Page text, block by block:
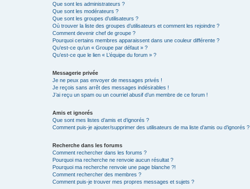
Que sont les administrateurs ?
Que sont les modérateurs ?
Que sont les groupes d’utilisateurs ?
Où trouver la liste des groupes d’utilisateurs et comment les rejoindre ?
Comment devenir chef de groupe ?
Pourquoi certains membres apparaissent dans une couleur différente ?
Qu’est-ce qu’un « Groupe par défaut » ?
Qu’est-ce que le lien « L’équipe du forum » ?
Messagerie privée
Je ne peux pas envoyer de messages privés !
Je reçois sans arrêt des messages indésirables !
J’ai reçu un spam ou un courriel abusif d’un membre de ce forum !
Amis et ignorés
Que sont mes listes d’amis et d’ignorés ?
Comment puis-je ajouter/supprimer des utilisateurs de ma liste d’amis ou d’ignorés ?
Recherche dans les forums
Comment rechercher dans les forums ?
Pourquoi ma recherche ne renvoie aucun résultat ?
Pourquoi ma recherche renvoie une page blanche ?!
Comment rechercher des membres ?
Comment puis-je trouver mes propres messages et sujets ?